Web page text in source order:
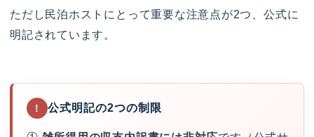
ただし民泊ホストにとって重要な注意点が2つ、公式に
明記されています。
! 公式明記の2つの制限